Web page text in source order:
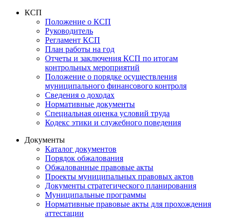
КСП
Положение о КСП
Руководитель
Регламент КСП
План работы на год
Отчеты и заключения КСП по итогам
контрольных мероприятий
Положение о порядке осуществления
муниципального финансового контроля
Сведения о доходах
Нормативные документы
Специальная оценка условий труда
Кодекс этики и служебного поведения
Документы
Каталог документов
Порядок обжалования
Обжалованные правовые акты
Проекты муниципальных правовых актов
Документы стратегического планирования
Муниципальные программы
Нормативные правовые акты для прохождения
аттестации